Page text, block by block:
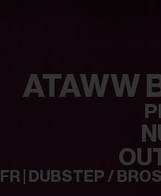
ATAWW
FR | DUBSTEP /